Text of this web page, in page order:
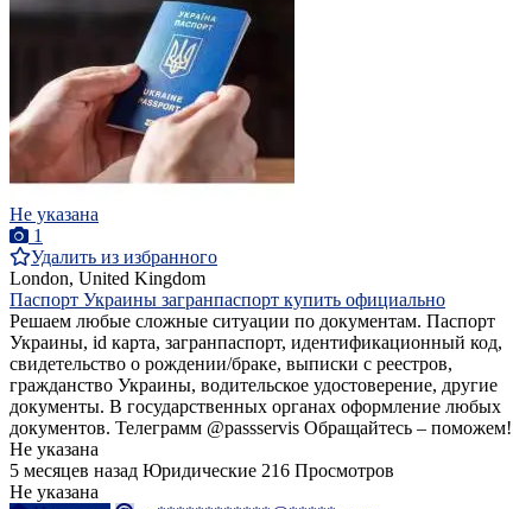
Не указана
1
Удалить из избранного
London, United Kingdom
Паспорт Украины загранпаспорт купить официально
Решаем любые сложные ситуации по документам. Паспорт
Украины, id карта, загранпаспорт, идентификационный код,
свидетельство о рождении/браке, выписки с реестров,
гражданство Украины, водительское удостоверение, другие
документы. В государственных органах оформление любых
документов. Телеграмм @passservis Обращайтесь – поможем!
Не указана
5 месяцев назад Юридические 216 Просмотров
Не указана